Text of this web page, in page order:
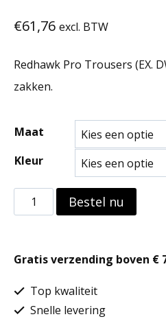
€61,76 excl. BTW
Redhawk Pro Trousers (EX.
zakken.
Maat
Kleur
Redhawk
Pro
(EX.
DWD801)
aantal
Bestel nu
Gratis verzending boven €
Top kwaliteit
Snelle levering